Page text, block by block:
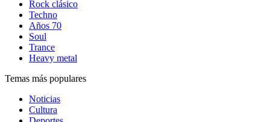
Rock clásico
Techno
Años 70
Soul
Trance
Heavy metal
Temas más populares
Noticias
Cultura